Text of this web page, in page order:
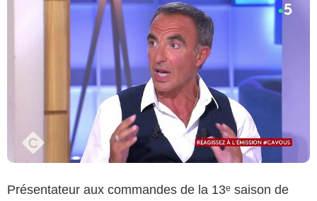
Présentateur aux commandes de la 13ᵉ saison de